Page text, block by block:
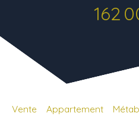
162
Vente Appartement